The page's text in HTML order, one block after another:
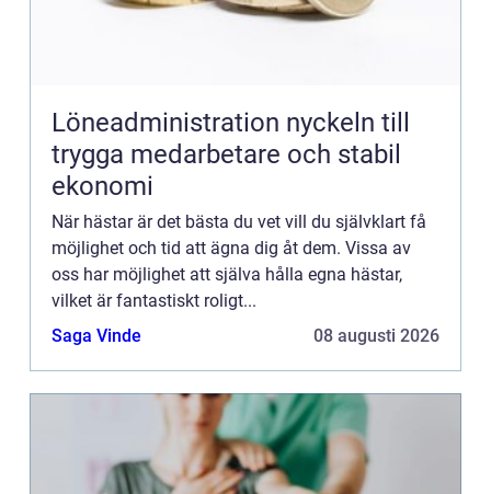
Löneadministration nyckeln till
trygga medarbetare och stabil
ekonomi
När hästar är det bästa du vet vill du självklart få
möjlighet och tid att ägna dig åt dem. Vissa av
oss har möjlighet att själva hålla egna hästar,
vilket är fantastiskt roligt...
Saga Vinde
08 augusti 2026